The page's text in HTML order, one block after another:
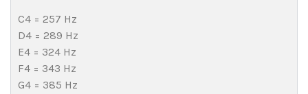
C4 = 257 Hz
D4 = 289 Hz
E4 = 324 Hz
F4 = 343 Hz
G4 = 385 Hz